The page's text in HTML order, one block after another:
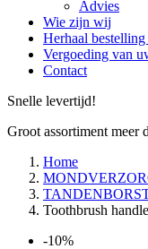
Advies
Wie zijn wij
Herhaal bestelling
Vergoeding van
Contact
Snelle levertijd!
Groot assortiment meer
Home
Toothbrush
-10%